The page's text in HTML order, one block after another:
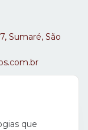
Sumaré, São
que